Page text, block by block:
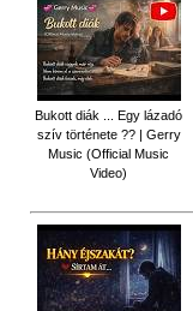
Bukott diák ... Egy lázadó
szív története ?? | Gerry
Music (Official Music
Video)